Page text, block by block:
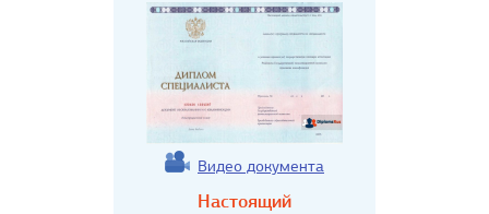
Видео документа
Настоящий